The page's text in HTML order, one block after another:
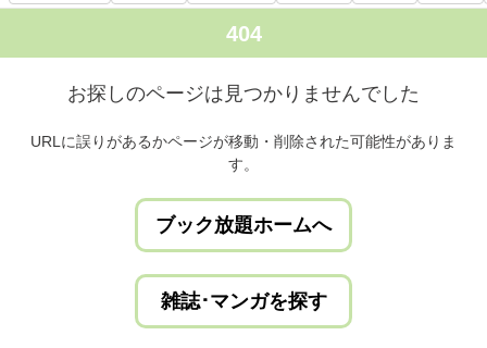
404
お探しのページは見つかりませんでした
URLに誤りがあるかページが移動・削除された可能性がありま
す。
ブック放題ホームへ
雑誌･マンガを探す